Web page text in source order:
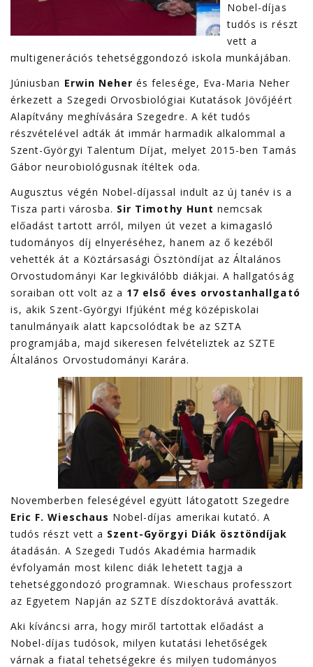
Nobel-díjas
tudós is részt
vett a
multigenerációs tehetséggondozó iskola munkájában.
Júniusban Erwin Neher és felesége, Eva-Maria Neher
érkezett a Szegedi Orvosbiológiai Kutatások Jövőjéért
Alapítvány meghívására Szegedre. A két tudós
részvételével adták át immár harmadik alkalommal a
Szent-Györgyi Talentum Díjat, melyet 2015-ben Tamás
Gábor neurobiológusnak ítéltek oda.
Augusztus végén Nobel-díjassal indult az új tanév is a
Tisza parti városba. Sir Timothy Hunt nemcsak
előadást tartott arról, milyen út vezet a kimagasló
tudományos díj elnyeréséhez, hanem az ő kezéből
vehették át a Köztársasági Ösztöndíjat az Általános
Orvostudományi Kar legkiválóbb diákjai. A hallgatóság
soraiban ott volt az a 17 első éves orvostanhallgató
is, akik Szent-Györgyi Ifjúként még középiskolai
tanulmányaik alatt kapcsolódtak be az SZTA
programjába, majd sikeresen felvételiztek az SZTE
Általános Orvostudományi Karára.
Novemberben feleségével együtt látogatott Szegedre
Eric F. Wieschaus Nobel-díjas amerikai kutató. A
tudós részt vett a Szent-Györgyi Diák ösztöndíjak
átadásán. A Szegedi Tudós Akadémia harmadik
évfolyamán most kilenc diák lehetett tagja a
tehetséggondozó programnak. Wieschaus professzort
az Egyetem Napján az SZTE díszdoktorává avatták.
Aki kíváncsi arra, hogy miről tartottak előadást a
Nobel-díjas tudósok, milyen kutatási lehetőségek
várnak a fiatal tehetségekre és milyen tudományos